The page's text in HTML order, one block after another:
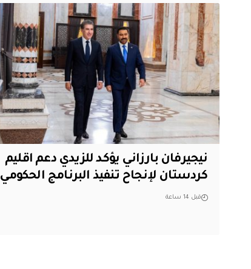
نيجيرفان بارزاني يؤكد للزيدي دعم اقليم
‏كردستان لإنجاح تنفيذ البرنامج الحكومي
قبل 14 ساعة